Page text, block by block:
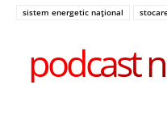
sistem energetic național
podcast